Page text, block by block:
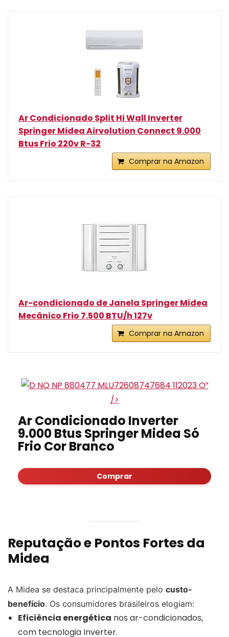
Ar Condicionado Split Hi Wall Inverter
Springer Midea Airvolution Connect 9.000
Btus Frio 220v R-32
Comprar na Amazon
Ar-condicionado de Janela Springer Midea
Mecânico Frio 7.500 BTU/h 127v
Comprar na Amazon
”
/>
Ar Condicionado Inverter
9.000 Btus Springer Midea Só
Frio Cor Branco
Comprar
Reputação e Pontos Fortes da
Midea
A Midea se destaca principalmente pelo custo-
benefício. Os consumidores brasileiros elogiam:
Eficiência energética nos ar-condicionados,
com tecnologia Inverter.